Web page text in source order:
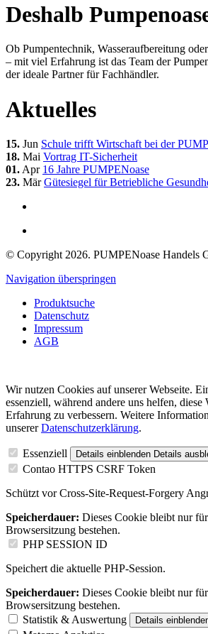
Deshalb
Ob Pumpentechnik, Wasseraufbereitung
– mit viel Erfahrung ist das Team der
der ideale Partner für Fachhändler.
Aktuelles
15. Jun Schule trifft Wirtschaft bei der
18. Mai Vortrag IT-Sicherheit
01. Apr 16 Jahre PUMPENoase
23. MärGütesiegel für Betriebliche
© Copyright 2026. PUMPENoase Handels
Navigation überspringen
Produktsuche
Datenschutz
Impressum
AGB
Wir nutzen Cookies auf unserer Webseite.
essenziell, während andere uns helfen, diese
Erfahrung zu verbessern. Weitere
unsererDatenschutzerklärung.
Essenziell Details einblenden Details
Contao HTTPS CSRF Token
Schützt vor Cross-Site-Request-Forgery
Speicherdauer: Dieses Cookie bleibt nur
Browsersitzung bestehen.
PHP SESSION ID
Speichert die aktuelle PHP-Session.
Speicherdauer: Dieses Cookie bleibt nur
Browsersitzung bestehen.
Statistik & Auswertung
Details